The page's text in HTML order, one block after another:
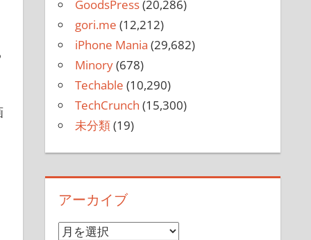
GoodsPress(20,286)
gori.me (12,212)
iPhone Mania (29,682)
Minory(678)
Techable (10,290)
TechCrunch (15,300)
未分類(19)
アーカイブ
ア